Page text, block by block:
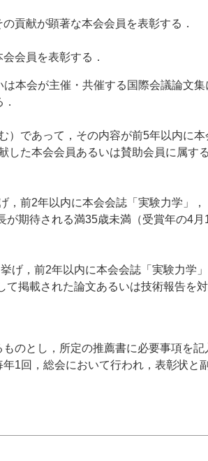
貢献が顕著な本会会員を表彰する．
会員を表彰する．
本会が主催・共催する国際会議論文
であって，その内容が前5年以内に
た本会会員あるいは賛助会員に属す
前2年以内に本会会誌「実験力学」，
期待される満35歳未満（受賞年の4
げ，前2年以内に本会会誌「実験力学
掲載された論文あるいは技術報告を
のとし，所定の推薦書に必要事項を
1回，総会において行われ，表彰状と